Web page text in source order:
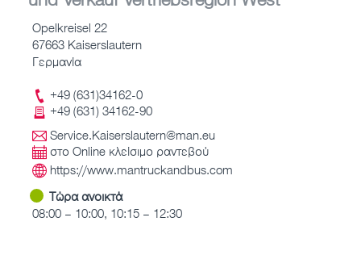
Opelkreisel 22
67663 Kaiserslautern
Γερμανία
+49 (631)34162-0
+49 (631) 34162-90
Service.Kaiserslautern@man.eu
στο Online κλείσιμο ραντεβού
https://www.mantruckandbus.com
Τώρα ανοικτά
08:00 – 10:00, 10:15 – 12:30